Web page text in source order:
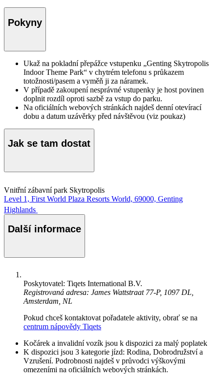
Pokyny
Ukaž na pokladní přepážce vstupenku „Genting Skytropolis
Indoor Theme Park“ v chytrém telefonu s průkazem
totožnosti/pasem a vyměň ji za náramek.
V případě zakoupení nesprávné vstupenky je host povinen
doplnit rozdíl oproti sazbě za vstup do parku.
Na oficiálních webových stránkách najdeš denní otevírací
dobu a datum uzávěrky před návštěvou (viz poukaz)
Jak se tam dostat
Vnitřní zábavní park Skytropolis
Level 1, First World Plaza Resorts World, 69000, Genting
Highlands
Další informace
Poskytovatel: Tiqets International B.V.
Registrovaná adresa: James Wattstraat 77-P, 1097 DL,
Amsterdam, NL
Pokud chceš kontaktovat pořadatele aktivity, obrať se na
centrum nápovědy Tiqets
Kočárek a invalidní vozík jsou k dispozici za malý poplatek
K dispozici jsou 3 kategorie jízd: Rodina, Dobrodružství a
Vzrušení. Podrobnosti najdeš v průvodci výškovými
omezeními na oficiálních webových stránkách.